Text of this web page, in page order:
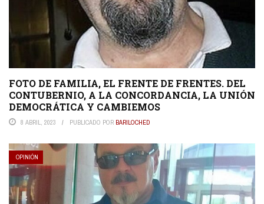
FOTO DE FAMILIA, EL FRENTE DE FRENTES. DEL
CONTUBERNIO, A LA CONCORDANCIA, LA UNIÓN
DEMOCRÁTICA Y CAMBIEMOS
8 ABRIL, 2023 PUBLICADO POR BARILOCHED
OPINIÓN